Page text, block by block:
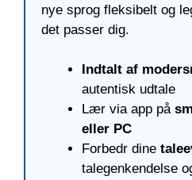
nye sprog fleksibelt og
det passer dig.
Indtalt af
autentisk udtale
Lær via app på
eller PC
Forbedr dine
talegenkendelse